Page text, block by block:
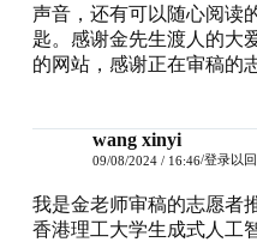
声音，还有可以随心阅读
匙。感谢金先生渡人的大
的网站，感谢正在审稿的
wang xinyi
09/08/2024 / 16:46 登录以
我是金老师审稿的志愿者
香港理工大学生成式人工